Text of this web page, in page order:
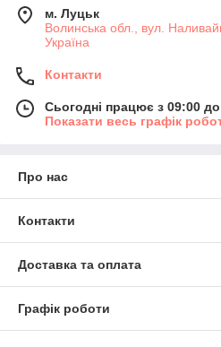
м. Луцьк
Волинська обл., вул.
Україна
Контакти
Сьогодні працює з 09:00
Показати весь графік
Про нас
Контакти
Доставка та оплата
Графік роботи